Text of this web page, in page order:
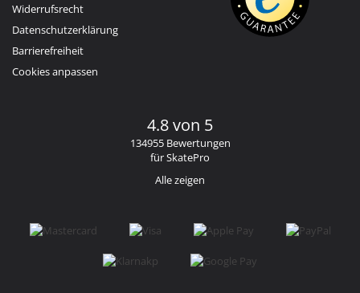
Widerrufsrecht
Datenschutzerklärung
Barrierefreiheit
Cookies anpassen
4.8 von 5
134955 Bewertungen
für SkatePro
Alle zeigen